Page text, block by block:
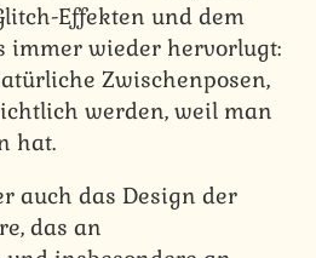
Effekten und dem
immer wieder hervorlugt:
Zwischenposen,
werden, weil man
hat.
auch das Design der
das an